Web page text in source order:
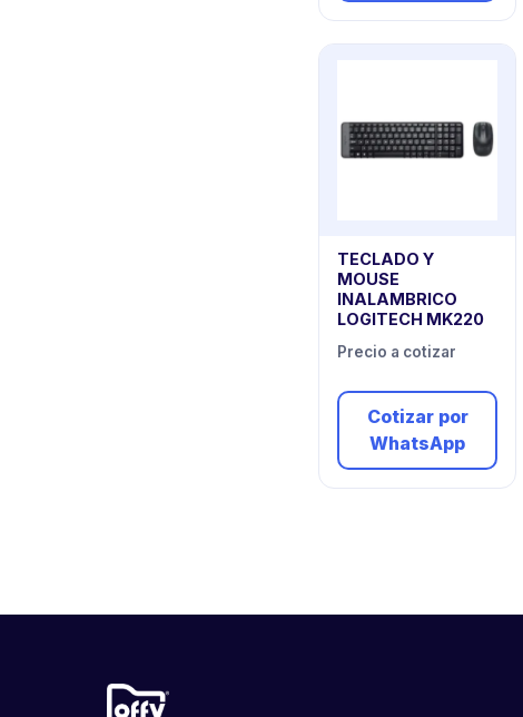
TECLADO Y
MOUSE
INALAMBRICO
LOGITECH MK220
Precio a cotizar
Cotizar por
WhatsApp